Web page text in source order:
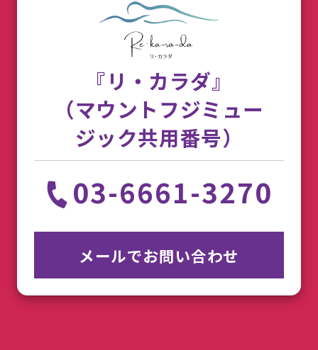
『リ・カラダ』
（マウントフジミュー
ジック共用番号）
03-6661-3270
メールでお問い合わせ